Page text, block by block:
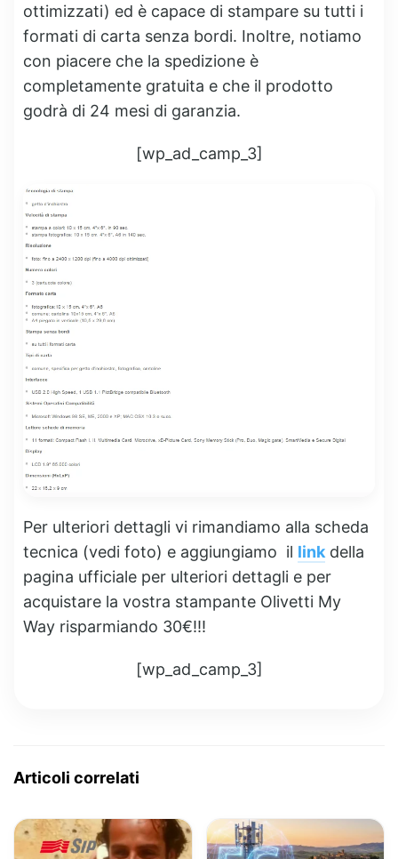
ottimizzati) ed è capace di stampare su tutti i
formati di carta senza bordi. Inoltre, notiamo
con piacere che la spedizione è
completamente gratuita e che il prodotto
godrà di 24 mesi di garanzia.
[wp_ad_camp_3]
Per ulteriori dettagli vi rimandiamo alla scheda
tecnica (vedi foto) e aggiungiamo il link della
pagina ufficiale per ulteriori dettagli e per
acquistare la vostra stampante Olivetti My
Way risparmiando 30€!!!
[wp_ad_camp_3]
Articoli correlati